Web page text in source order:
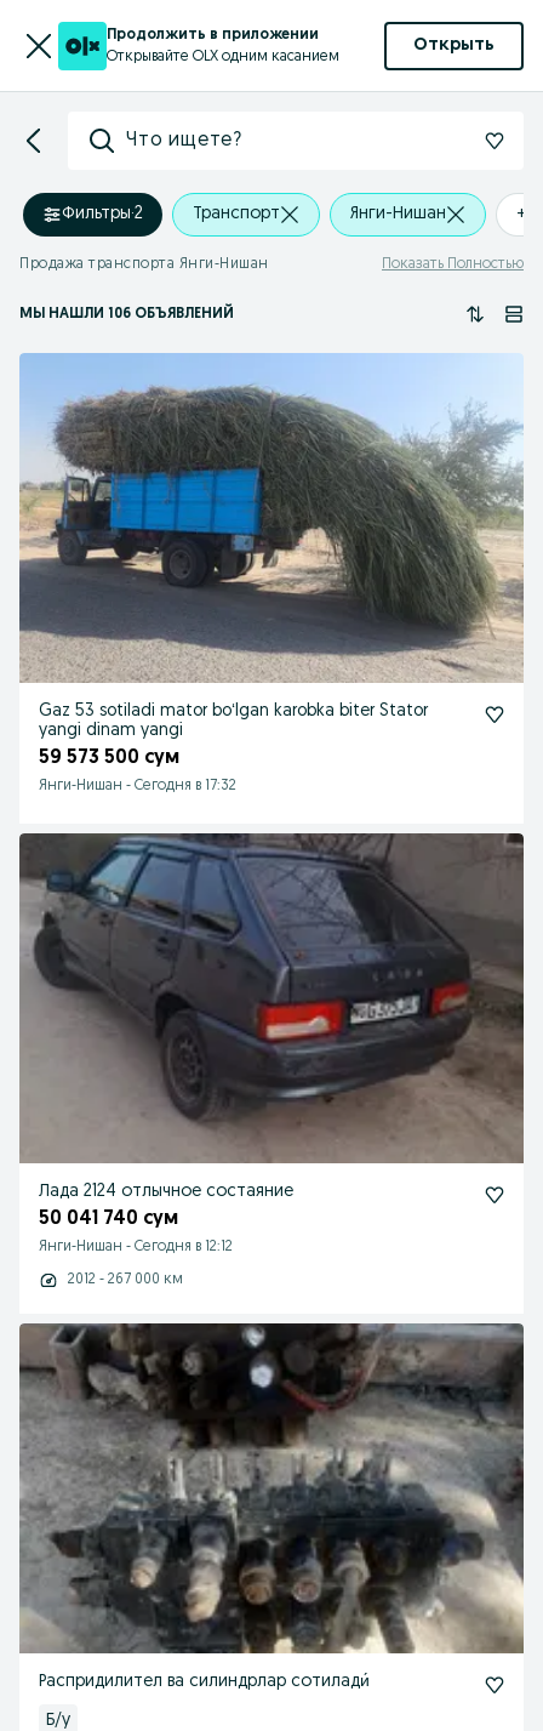
Продолжить в приложении
Открывайте OLX одним касанием
Открыть
Что ищете?
Фильтры·2 Транспорт Янги-Нишан +0
Продажа транспорта Янги-Нишан Показать Полностью
МЫ НАШЛИ 106 ОБЪЯВЛЕНИЙ
Gaz 53 sotiladi mator boʻlgan karobka biter Stator
yangi dinam yangi
59 573 500 сум
Янги-Нишан - Сегодня в 17:32
Лада 2124 отлычное состаяние
50 041 740 сум
Янги-Нишан - Сегодня в 12:12
2012 - 267 000 км
Распридилител ва силиндрлар сотилади́
Б/у